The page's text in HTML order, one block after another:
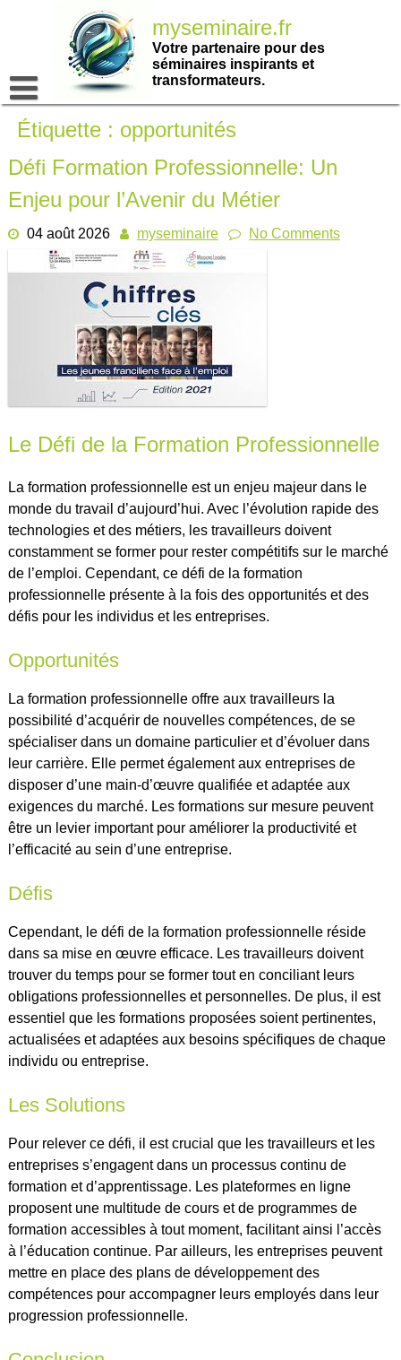
myseminaire.fr
Votre partenaire pour des
séminaires inspirants et
transformateurs.
Étiquette : opportunités
Défi Formation Professionnelle: Un
Enjeu pour l’Avenir du Métier
04 août 2026 myseminaire No Comments
Le Défi de la Formation Professionnelle
La formation professionnelle est un enjeu majeur dans le
monde du travail d’aujourd’hui. Avec l’évolution rapide des
technologies et des métiers, les travailleurs doivent
constamment se former pour rester compétitifs sur le marché
de l’emploi. Cependant, ce défi de la formation
professionnelle présente à la fois des opportunités et des
défis pour les individus et les entreprises.
Opportunités
La formation professionnelle offre aux travailleurs la
possibilité d’acquérir de nouvelles compétences, de se
spécialiser dans un domaine particulier et d’évoluer dans
leur carrière. Elle permet également aux entreprises de
disposer d’une main-d’œuvre qualifiée et adaptée aux
exigences du marché. Les formations sur mesure peuvent
être un levier important pour améliorer la productivité et
l’efficacité au sein d’une entreprise.
Défis
Cependant, le défi de la formation professionnelle réside
dans sa mise en œuvre efficace. Les travailleurs doivent
trouver du temps pour se former tout en conciliant leurs
obligations professionnelles et personnelles. De plus, il est
essentiel que les formations proposées soient pertinentes,
actualisées et adaptées aux besoins spécifiques de chaque
individu ou entreprise.
Les Solutions
Pour relever ce défi, il est crucial que les travailleurs et les
entreprises s’engagent dans un processus continu de
formation et d’apprentissage. Les plateformes en ligne
proposent une multitude de cours et de programmes de
formation accessibles à tout moment, facilitant ainsi l’accès
à l’éducation continue. Par ailleurs, les entreprises peuvent
mettre en place des plans de développement des
compétences pour accompagner leurs employés dans leur
progression professionnelle.